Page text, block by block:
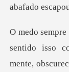
Loja
Histórico
Sair
abafad
mente,